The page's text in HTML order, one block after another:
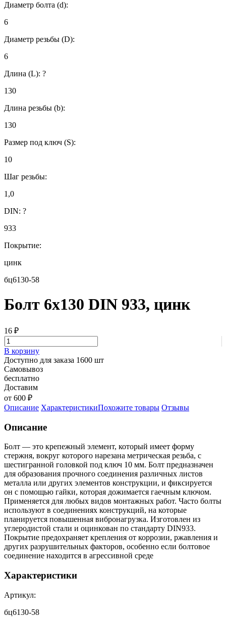
Диаметр болта (d):
6
Диаметр резьбы (D):
6
Длина (L): ?
130
Длина резьбы (b):
130
Размер под ключ (S):
10
Шаг резьбы:
1,0
DIN: ?
933
Покрытие:
цинк
бц6130-58
Болт 6х130 DIN 933, цинк
16 ₽
В корзину
Доступно для заказа 1600 шт
Самовывоз
бесплатно
Доставим
от 600 ₽
Описание ХарактеристикиПохожите товары Отзывы
Описание
Болт — это крепежный элемент, который имеет форму
стержня, вокруг которого нарезана метрическая резьба, с
шестигранной головкой под ключ 10 мм. Болт предназначен
для образования прочного соединения различных листов
металла или других элементов конструкции, и фиксируется
он с помощью гайки, которая дожимается гаечным ключом.
Применяется для любых видов монтажных работ. Часто болты
используют в соединениях конструкций, на которые
планируется повышенная вибронагрузка. Изготовлен из
углеродистой стали и оцинкован по стандарту DIN933.
Покрытие предохраняет крепления от коррозии, ржавления и
других разрушительных факторов, особенно если болтовое
соединение находится в агрессивной среде
Характеристики
Артикул:
бц6130-58